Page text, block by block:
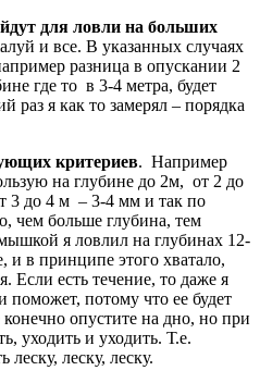
для ловли на больших
и все. В указанных случаях
разница в опускании 2
где то в 3-4 метра, будет
раз я как то замерял – порядка
критериев. Например
на глубине до 2м, от 2 до
3 до 4 м – 3-4 мм и так по
чем больше глубина, тем
я ловлил на глубинах 12-
и в принципе этого хватало,
Если есть течение, то даже я
потому что ее будет
опустите на дно, но при
уходить и уходить. Т.е.
леску, леску, леску.